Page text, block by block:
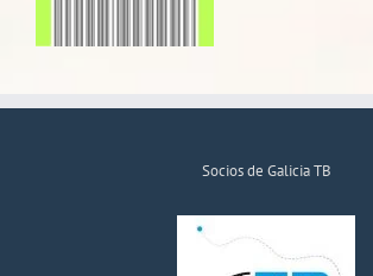
Socios de Galicia TB